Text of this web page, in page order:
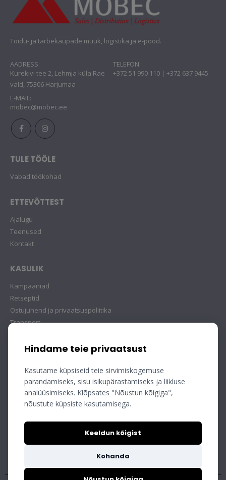
Toidu- ja tarbekaupade müük, logistika ja e-pood.
AADRESS:
Kurekivi tee 2, Lehmja küla Rae
vald, 75306 Harjumaa
TELEFON:
+372 51 990 110 | +372 637 9445
E-MAIL:
mobec@mobec.ee
TULE TÖÖLE
Vabad töökohad
ETTEVÕTTEST
Ajalugu
Teenused
Kontakt
KASULIK
Kampaaniad
Retseptid
Ostujuhend ja privaatsuspoliitika
Transport
Hindame teie privaatsust
Kasutame küpsiseid teie sirvimiskogemuse
parandamiseks, sisu isikupärastamiseks ja liikluse
analüüsimiseks. Klõpsates "Nõustun kõigiga",
nõustute küpsiste kasutamisega.
Keeldun kõigist
Kohanda